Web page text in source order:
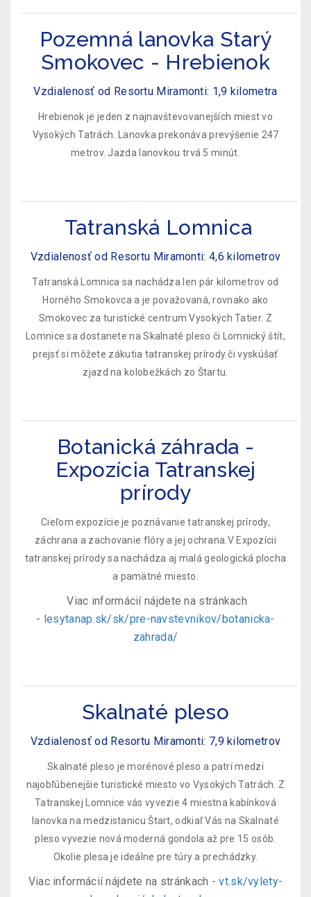
Pozemná lanovka Starý
Smokovec - Hrebienok
Vzdialenosť od Resortu Miramonti: 1,9 kilometra
Hrebienok je jeden z najnavštevovanejších miest vo
Vysokých Tatrách. Lanovka prekonáva prevýšenie 247
metrov. Jazda lanovkou trvá 5 minút.
Tatranská Lomnica
Vzdialenosť od Resortu Miramonti: 4,6 kilometrov
Tatranská Lomnica sa nachádza len pár kilometrov od
Horného Smokovca a je považovaná, rovnako ako
Smokovec za turistické centrum Vysokých Tatier. Z
Lomnice sa dostanete na Skalnaté pleso či Lomnický štít,
prejsť si môžete zákutia tatranskej prírody či vyskúšať
zjazd na kolobežkách zo Štartu.
Botanická záhrada -
Expozícia Tatranskej
prírody
Cieľom expozície je poznávanie tatranskej prírody,
záchrana a zachovanie flóry a jej ochrana.V Expozícii
tatranskej prírody sa nachádza aj malá geologická plocha
a pamätné miesto.
Viac informácií nájdete na stránkach
- lesytanap.sk/sk/pre-navstevnikov/botanicka-
zahrada/
Skalnaté pleso
Vzdialenosť od Resortu Miramonti: 7,9 kilometrov
Skalnaté pleso je morénové pleso a patrí medzi
najobľúbenejšie turistické miesto vo Vysokých Tatrách. Z
Tatranskej Lomnice vás vyvezie 4 miestna kabínková
lanovka na medzistanicu Štart, odkiaľ Vás na Skalnaté
pleso vyvezie nová moderná gondola až pre 15 osôb.
Okolie plesa je ideálne pre túry a prechádzky.
Viac informácií nájdete na stránkach -vt.sk/vylety-